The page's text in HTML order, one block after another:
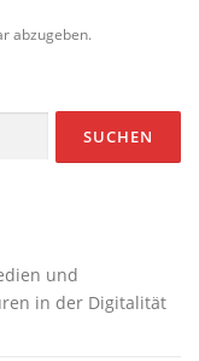
abzugeben.
und
in der Digitalität